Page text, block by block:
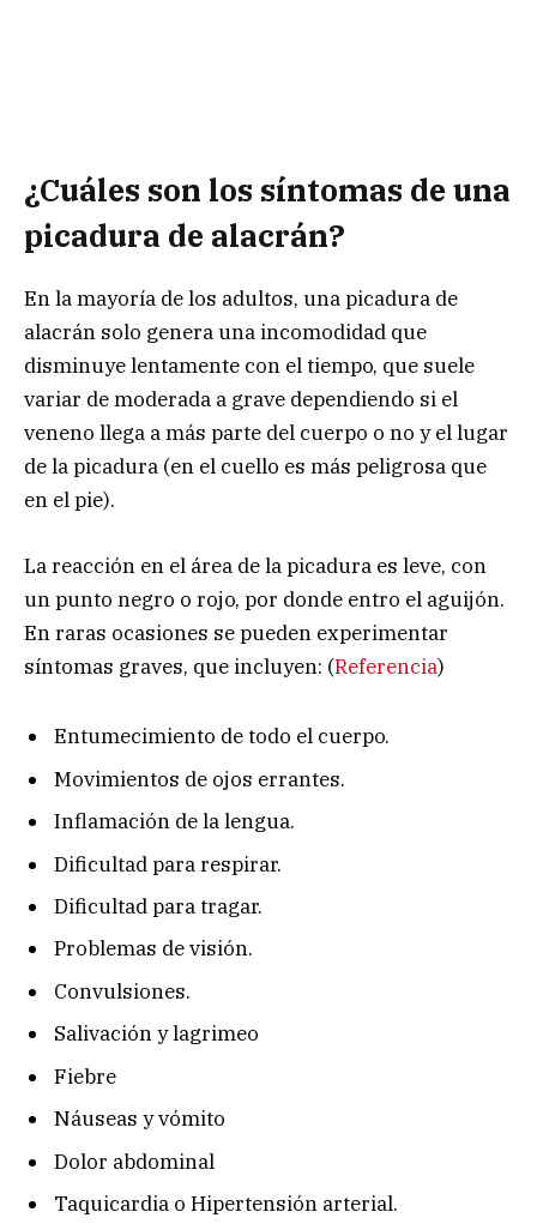
¿Cuáles son los síntomas de una
picadura de alacrán?
En la mayoría de los adultos, una picadura de
alacrán solo genera una incomodidad que
disminuye lentamente con el tiempo, que suele
variar de moderada a grave dependiendo si el
veneno llega a más parte del cuerpo o no y el lugar
de la picadura (en el cuello es más peligrosa que
en el pie).
La reacción en el área de la picadura es leve, con
un punto negro o rojo, por donde entro el aguijón.
En raras ocasiones se pueden experimentar
síntomas graves, que incluyen: (Referencia)
Entumecimiento de todo el cuerpo.
Movimientos de ojos errantes.
Inflamación de la lengua.
Dificultad para respirar.
Dificultad para tragar.
Problemas de visión.
Convulsiones.
Salivación y lagrimeo
Fiebre
Náuseas y vómito
Dolor abdominal
Taquicardia o Hipertensión arterial.